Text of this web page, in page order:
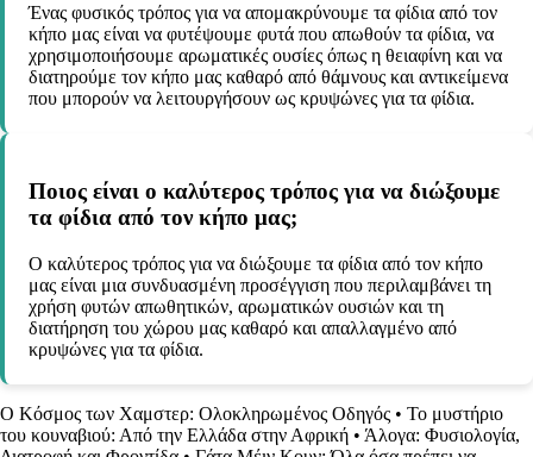
Ένας φυσικός τρόπος για να απομακρύνουμε τα φίδια από τον
κήπο μας είναι να φυτέψουμε φυτά που απωθούν τα φίδια, να
χρησιμοποιήσουμε αρωματικές ουσίες όπως η θειαφίνη και να
διατηρούμε τον κήπο μας καθαρό από θάμνους και αντικείμενα
που μπορούν να λειτουργήσουν ως κρυψώνες για τα φίδια.
Ποιος είναι ο καλύτερος τρόπος για να διώξουμε
τα φίδια από τον κήπο μας;
Ο καλύτερος τρόπος για να διώξουμε τα φίδια από τον κήπο
μας είναι μια συνδυασμένη προσέγγιση που περιλαμβάνει τη
χρήση φυτών απωθητικών, αρωματικών ουσιών και τη
διατήρηση του χώρου μας καθαρό και απαλλαγμένο από
κρυψώνες για τα φίδια.
Ο Κόσμος των Χαμστερ: Ολοκληρωμένος Οδηγός • Το μυστήριο
του κουναβιού: Από την Ελλάδα στην Αφρική • Άλογα: Φυσιολογία,